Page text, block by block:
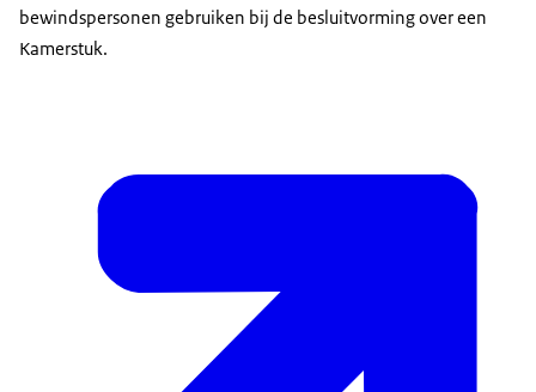
bewindspersonen gebruiken bij de besluitvorming over een
Kamerstuk.